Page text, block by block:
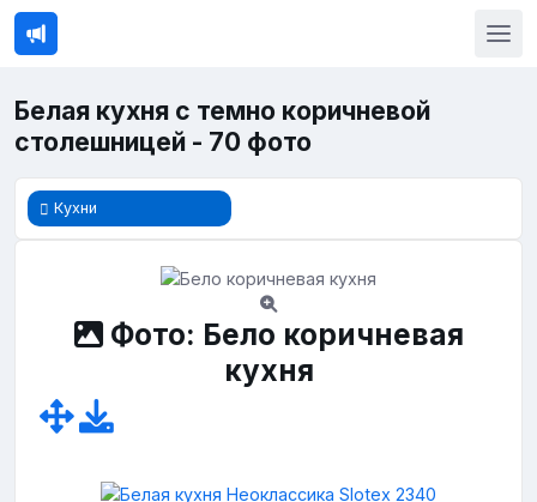
Белая кухня с темно коричневой
столешницей - 70 фото
Кухни
Фото: Бело коричневая
кухня